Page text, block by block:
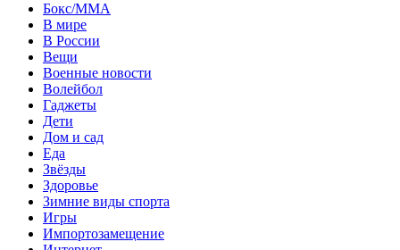
Бокс/MMA
В мире
В России
Вещи
Военные новости
Волейбол
Гаджеты
Дети
Дом и сад
Еда
Звёзды
Здоровье
Зимние виды спорта
Игры
Импортозамещение